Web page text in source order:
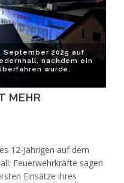
September 2025 auf
nachdem ein
wurde.
MEHR
12-Jährigen auf dem
Feuerwehrkräfte sagen
Einsätze ihres